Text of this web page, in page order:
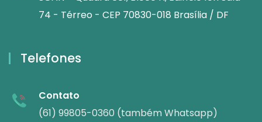
74 - Térreo - CEP 70830-018 Brasília / DF
Telefones
Contato
(61) 99805-0360 (também Whatsapp)